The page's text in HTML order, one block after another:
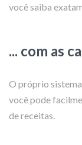
você saiba
... com as
O próprio
você pode
de receitas.